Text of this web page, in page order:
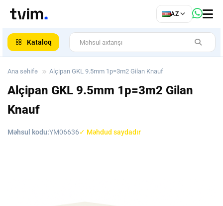
AZ
Kataloq
Ana səhifə Alçipan GKL 9.5mm 1p=3m2 Gilan Knauf
Alçipan GKL 9.5mm 1p=3m2 Gilan
Knauf
Məhsul kodu:YM06636✓ Məhdud saydadır